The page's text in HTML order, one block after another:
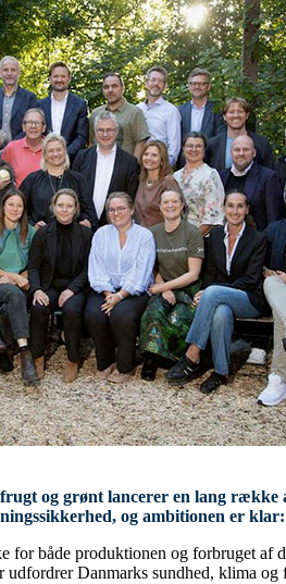
og grønt lancerer en lang
og ambitionen er
for både produktionen og forbruget
Danmarks sundhed, klima og